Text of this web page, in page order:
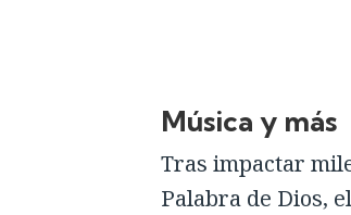
Música y más
Tras impactar
Palabra de Dios,